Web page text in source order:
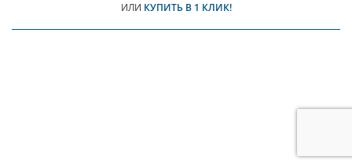
ИЛИ КУПИТЬ В 1 КЛИК!